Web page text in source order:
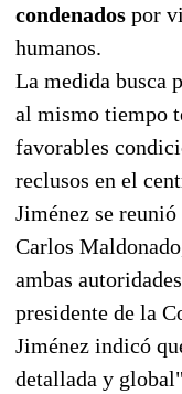
condenados por
humanos.
La medida busca
al mismo tiempo
favorables
reclusos en el
Jiménez se
Carlos
ambas
presidente de la
Jiménez indicó
detallada y